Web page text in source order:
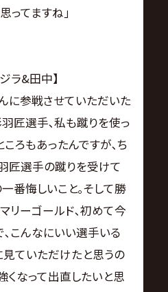
ってますね｣
ラ&田中】
参戦させていただいた
匠選手､私も蹴りを使っ
ろもあったんですが､ち
匠選手の蹴りを受けて
番悔しいこと｡そして勝
リーゴールド､初めて今
こんなにいい選手いる
ていただけたと思うの
くなって出直したいと思